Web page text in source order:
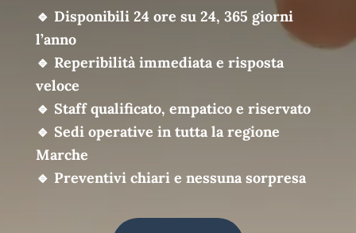
🔹 Disponibili 24 ore su 24, 365 giorni
l’anno
🔹 Reperibilità immediata e risposta
veloce
🔹 Staff qualificato, empatico e riservato
🔹 Sedi operative in tutta la regione
Marche
🔹 Preventivi chiari e nessuna sorpresa